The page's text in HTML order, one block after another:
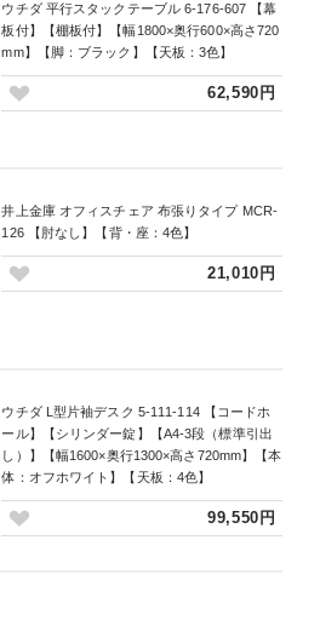
ウチダ 平行スタックテーブル 6-176-607 【幕
板付】【棚板付】【幅1800×奥行600×高さ720
mm】【脚：ブラック】【天板：3色】
62,590円
井上金庫 オフィスチェア 布張りタイプ MCR-
126 【肘なし】【背・座：4色】
21,010円
ウチダ L型片袖デスク 5-111-114 【コードホ
ール】【シリンダー錠】【A4-3段（標準引出
し）】【幅1600×奥行1300×高さ720mm】【本
体：オフホワイト】【天板：4色】
99,550円